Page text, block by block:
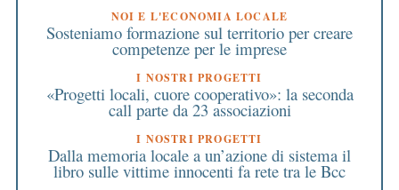
NOI E L'ECONOMIA LOCALE
Sosteniamo formazione sul territorio per creare
competenze per le imprese
I NOSTRI PROGETTI
«Progetti locali, cuore cooperativo»: la seconda
call parte da 23 associazioni
I NOSTRI PROGETTI
Dalla memoria locale a un’azione di sistema il
libro sulle vittime innocenti fa rete tra le Bcc